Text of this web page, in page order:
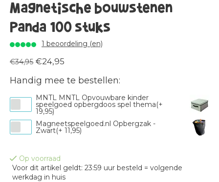
Magnetische bouwstenen
Panda 100 stuks
1 beoordeling (en)
€34,95 €24,95
Handig mee te bestellen:
MNTL MNTL Opvouwbare kinder
speelgoed opbergdoos spel thema(+
19,95)
Magneetspeelgoed.nl Opbergzak -
Zwart(+ 11,95)
Op voorraad
Voor dit artikel geldt: 23:59 uur besteld = volgende
werkdag in huis